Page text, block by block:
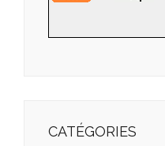
CATÉGORIES